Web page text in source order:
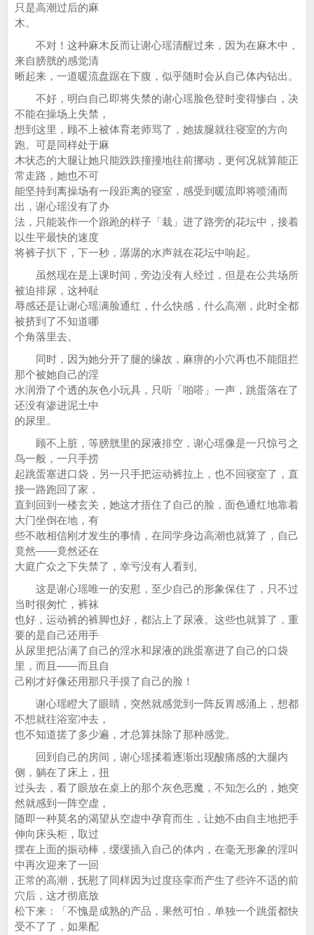
只是高潮过后的麻
木。
不对！这种麻木反而让谢心瑶清醒过来，因为在麻木中，
来自膀胱的感觉清
晰起来，一道暖流盘踞在下腹，似乎随时会从自己体内钻出。
不好，明白自己即将失禁的谢心瑶脸色登时变得惨白，决
不能在操场上失禁，
想到这里，顾不上被体育老师骂了，她拔腿就往寝室的方向
跑。可是同样处于麻
木状态的大腿让她只能跌跌撞撞地往前挪动，更何况就算能正
常走路，她也不可
能坚持到离操场有一段距离的寝室，感受到暖流即将喷涌而
出，谢心瑶没有了办
法，只能装作一个踉跄的样子「栽」进了路旁的花坛中，接着
以生平最快的速度
将裤子扒下，下一秒，潺潺的水声就在花坛中响起。
虽然现在是上课时间，旁边没有人经过，但是在公共场所
被迫排尿，这种耻
辱感还是让谢心瑶满脸通红，什么快感，什么高潮，此时全都
被挤到了不知道哪
个角落里去。
同时，因为她分开了腿的缘故，麻痹的小穴再也不能阻拦
那个被她自己的淫
水润滑了个透的灰色小玩具，只听「啪嗒」一声，跳蛋落在了
还没有渗进泥土中
的尿里。
顾不上脏，等膀胱里的尿液排空，谢心瑶像是一只惊弓之
鸟一般，一只手捞
起跳蛋塞进口袋，另一只手把运动裤拉上，也不回寝室了，直
接一路跑回了家，
直到回到一楼玄关，她这才捂住了自己的脸，面色通红地靠着
大门坐倒在地，有
些不敢相信刚才发生的事情，在同学身边高潮也就算了，自己
竟然——竟然还在
大庭广众之下失禁了，幸亏没有人看到。
这是谢心瑶唯一的安慰，至少自己的形象保住了，只不过
当时很匆忙，裤袜
也好，运动裤的裤脚也好，都沾上了尿液。这些也就算了，重
要的是自己还用手
从尿里把沾满了自己的淫水和尿液的跳蛋塞进了自己的口袋
里，而且——而且自
己刚才好像还用那只手摸了自己的脸！
谢心瑶瞪大了眼睛，突然就感觉到一阵反胃感涌上，想都
不想就往浴室冲去，
也不知道搓了多少遍，才总算抹除了那种感觉。
回到自己的房间，谢心瑶揉着逐渐出现酸痛感的大腿内
侧，躺在了床上，扭
过头去，看了眼放在桌上的那个灰色恶魔，不知怎么的，她突
然就感到一阵空虚，
随即一种莫名的渴望从空虚中孕育而生，让她不由自主地把手
伸向床头柜，取过
摆在上面的振动棒，缓缓插入自己的体内，在毫无形象的淫叫
中再次迎来了一回
正常的高潮，抚慰了同样因为过度痉挛而产生了些许不适的前
穴后，这才彻底放
松下来：「不愧是成熟的产品，果然可怕，单独一个跳蛋都快
受不了了，如果配